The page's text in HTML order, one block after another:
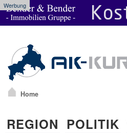
Werbung
Home
REGION POLITIK